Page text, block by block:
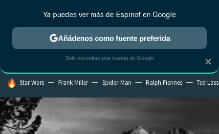
ESTRENOS REALITY ANIME RANKINGS CINE
HOY SE HABLA DE
Star Wars Frank Miller Spider-Man Ralph Fiennes Ted
×
Ya puedes ver más de Espinof en Google
Añádenos como fuente preferida
Solo necesitas una cuenta de Google